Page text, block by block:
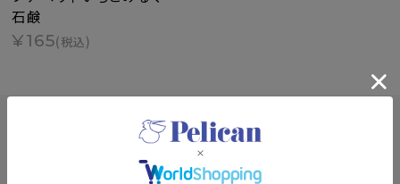
石鹸
¥165(税込)
SPECIAL